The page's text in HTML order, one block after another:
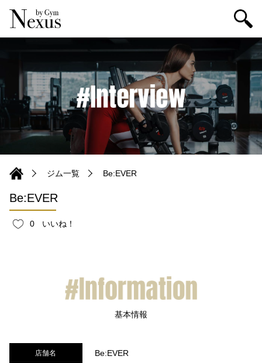
ジム一覧 Be:EVER
Be:EVER
0 いいね！
店舗名 Be:EVER